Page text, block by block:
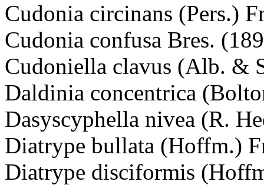
Cudonia circinans (Pers.)
Cudonia confusa Bres.
Cudoniella clavus (Alb. &
Daldinia concentrica
Dasyscyphella nivea (R.
Diatrype bullata (Hoffm.)
Diatrype disciformis